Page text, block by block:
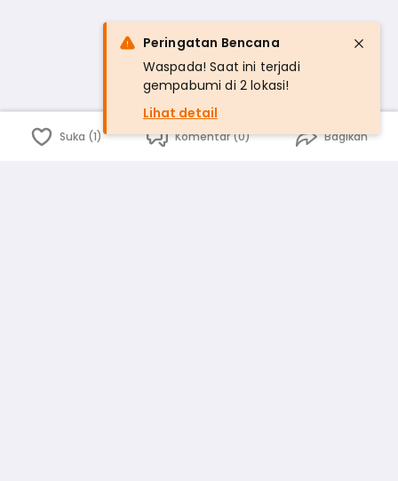
Suka (1) Komentar (0) Bagikan
Peringatan Bencana
Waspada! Saat ini terjadi
gempabumi di 2 lokasi!
Lihat detail